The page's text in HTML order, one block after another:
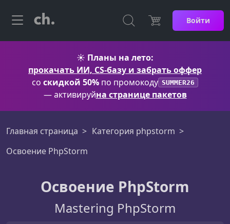
Войти
☀️ Планы на лето:
прокачать ИИ, CS-базу и забрать оффер
со скидкой 50% по промокоду SUMMER26
— активируйна странице пакетов
Главная страница
Категория phpstorm
Освоение PhpStorm
Освоение PhpStorm
Mastering PhpStorm